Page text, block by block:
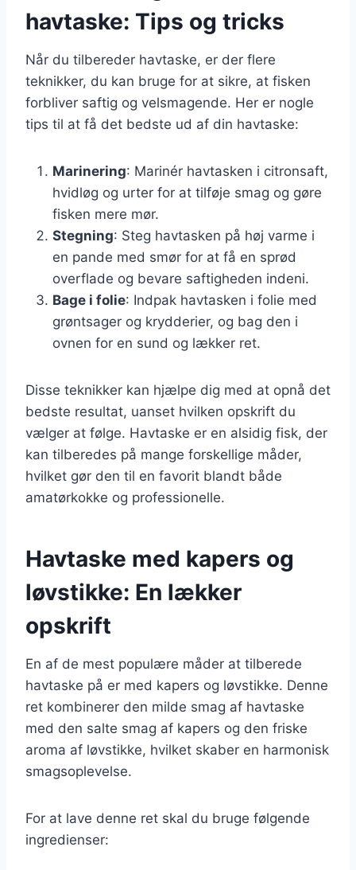
havtaske: Tips og tricks
Når du tilbereder havtaske, er der flere
teknikker, du kan bruge for at sikre, at fisken
forbliver saftig og velsmagende. Her er nogle
tips til at få det bedste ud af din havtaske:
Marinering: Marinér havtasken i citronsaft,
hvidløg og urter for at tilføje smag og gøre
fisken mere mør.
Stegning: Steg havtasken på høj varme i
en pande med smør for at få en sprød
overflade og bevare saftigheden indeni.
Bage i folie: Indpak havtasken i folie med
grøntsager og krydderier, og bag den i
ovnen for en sund og lækker ret.
Disse teknikker kan hjælpe dig med at opnå det
bedste resultat, uanset hvilken opskrift du
vælger at følge. Havtaske er en alsidig fisk, der
kan tilberedes på mange forskellige måder,
hvilket gør den til en favorit blandt både
amatørkokke og professionelle.
Havtaske med kapers og
løvstikke: En lækker
opskrift
En af de mest populære måder at tilberede
havtaske på er med kapers og løvstikke. Denne
ret kombinerer den milde smag af havtaske
med den salte smag af kapers og den friske
aroma af løvstikke, hvilket skaber en harmonisk
smagsoplevelse.
For at lave denne ret skal du bruge følgende
ingredienser: